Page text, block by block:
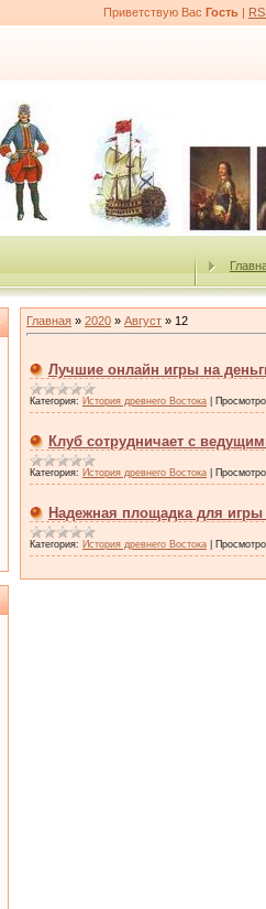
Приветствую Вас Гость |
Главная » 2020 » Август » 12
Лучшие онлайн игры на
Категория: История древнего Востока
Клуб сотрудничает с
Категория: История древнего Востока
Надежная площадка для игры
Категория: История древнего Востока